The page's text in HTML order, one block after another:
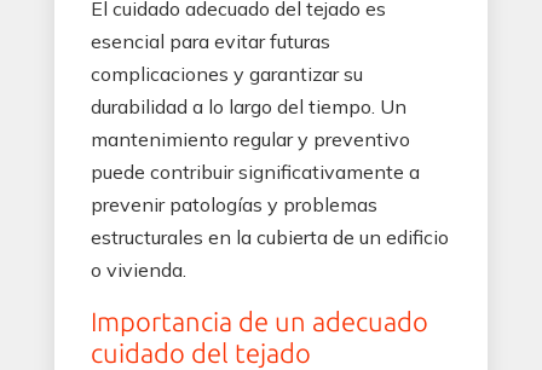
El cuidado adecuado del tejado es
esencial para evitar futuras
complicaciones y garantizar su
durabilidad a lo largo del tiempo. Un
mantenimiento regular y preventivo
puede contribuir significativamente a
prevenir patologías y problemas
estructurales en la cubierta de un edificio
o vivienda.
Importancia de un adecuado
cuidado del tejado